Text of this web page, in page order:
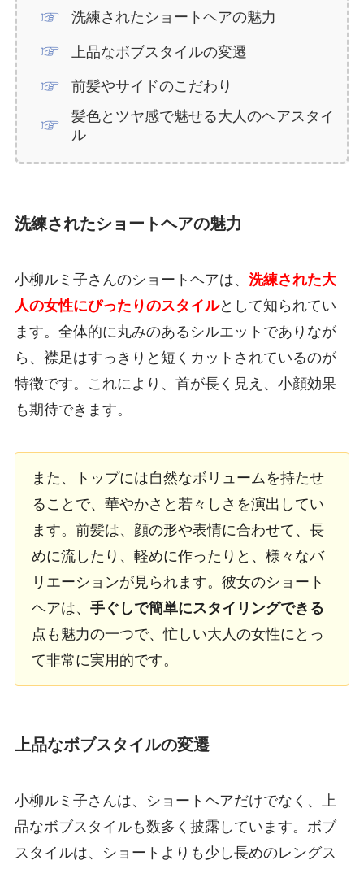
洗練されたショートヘアの魅力
上品なボブスタイルの変遷
前髪やサイドのこだわり
髪色とツヤ感で魅せる大人のヘアスタイ
ル
洗練されたショートヘアの魅力
小柳ルミ子さんのショートヘアは、 洗練された大
人の女性にぴったりのスタイルとして知られてい
ます。全体的に丸みのあるシルエットでありなが
ら、襟足はすっきりと短くカットされているのが
特徴です。これにより、首が長く見え、小顔効果
も期待できます。
また、トップには自然なボリュームを持たせ
ることで、華やかさと若々しさを演出してい
ます。前髪は、顔の形や表情に合わせて、長
めに流したり、軽めに作ったりと、様々なバ
リエーションが見られます。彼女のショート
ヘアは、 手ぐしで簡単にスタイリングできる
点も魅力の一つで、忙しい大人の女性にとっ
て非常に実用的です。
上品なボブスタイルの変遷
小柳ルミ子さんは、ショートヘアだけでなく、上
品なボブスタイルも数多く披露しています。ボブ
スタイルは、ショートよりも少し長めのレングス